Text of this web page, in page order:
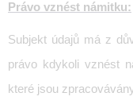
Právo vznést námitku:
Subjekt údajů má z
právo kdykoli vznést
které jsou